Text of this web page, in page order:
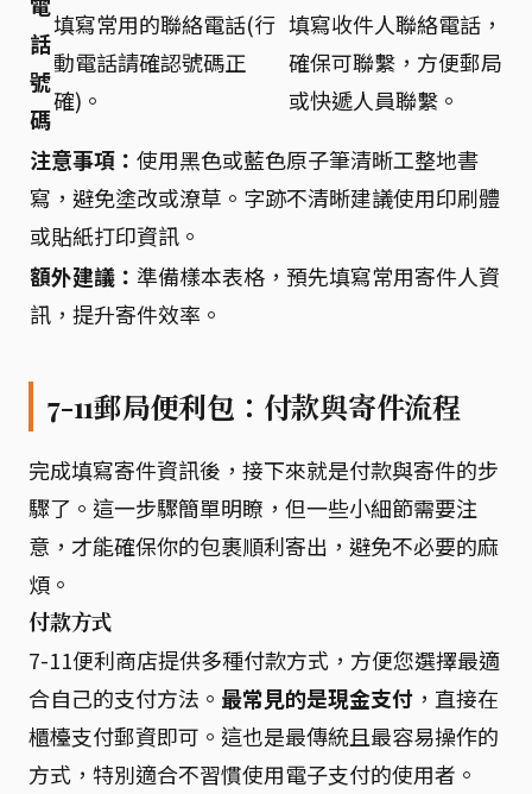
話
號
碼
填寫常用的聯絡電話(行
動電話請確認號碼正
確)。
填寫收件人聯絡電話，
確保可聯繫，方便郵局
或快遞人員聯繫。
注意事項： 使用黑色或藍色原子筆清晰工整地書
寫，避免塗改或潦草。字跡不清晰建議使用印刷體
或貼紙打印資訊。
額外建議： 準備樣本表格，預先填寫常用寄件人資
訊，提升寄件效率。
7-11郵局便利包：付款與寄件流程
完成填寫寄件資訊後，接下來就是付款與寄件的步
驟了。這一步驟簡單明瞭，但一些小細節需要注
意，才能確保你的包裹順利寄出，避免不必要的麻
煩。
付款方式
7-11便利商店提供多種付款方式，方便您選擇最適
合自己的支付方法。 最常見的是現金支付 ，直接在
櫃檯支付郵資即可。這也是最傳統且最容易操作的
方式，特別適合不習慣使用電子支付的使用者。